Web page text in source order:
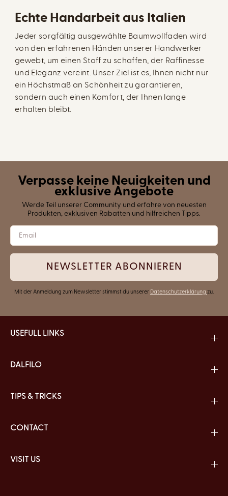
Echte Handarbeit aus Italien
Jeder sorgfältig ausgewählte Baumwollfaden wird
von den erfahrenen Händen unserer Handwerker
gewebt, um einen Stoff zu schaffen, der Raffinesse
und Eleganz vereint. Unser Ziel ist es, Ihnen nicht nur
ein Höchstmaß an Schönheit zu garantieren,
sondern auch einen Komfort, der Ihnen lange
erhalten bleibt.
Verpasse keine Neuigkeiten und
exklusive Angebote
Werde Teil unserer Community und erfahre von neuesten
Produkten, exklusiven Rabatten und hilfreichen Tipps.
NEWSLETTER ABONNIEREN
Mit der Anmeldung zum Newsletter stimmst du unserer Datenschutzerklärung zu.
USEFULL LINKS
DALFILO
TIPS & TRICKS
CONTACT
VISIT US